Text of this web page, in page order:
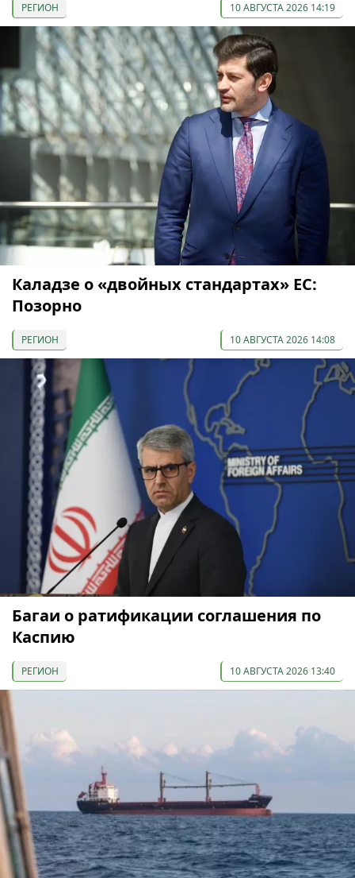
РЕГИОН 10 АВГУСТА 2026 14:19
Каладзе о «двойных стандартах» ЕС:
Позорно
РЕГИОН 10 АВГУСТА 2026 14:08
Багаи о ратификации соглашения по
Каспию
РЕГИОН 10 АВГУСТА 2026 13:40